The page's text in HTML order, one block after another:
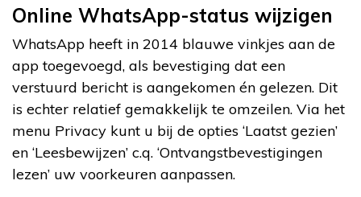
Online WhatsApp-status wijzigen
WhatsApp heeft in 2014 blauwe vinkjes aan de
app toegevoegd, als bevestiging dat een
verstuurd bericht is aangekomen én gelezen. Dit
is echter relatief gemakkelijk te omzeilen. Via het
menu Privacy kunt u bij de opties ‘Laatst gezien’
en ‘Leesbewijzen’ c.q. ‘Ontvangstbevestigingen
lezen’ uw voorkeuren aanpassen.